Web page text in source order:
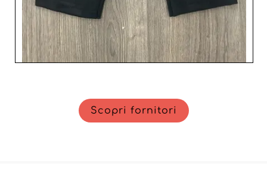
Scopri fornitori